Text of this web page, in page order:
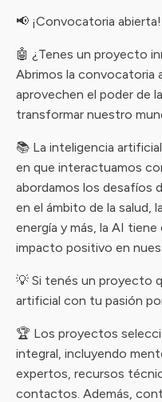
📢 ¡Convocatoria abierta!
🤖 ¿Tenes un proyecto
Abrimos la
aprovechen el poder de
transformar nuestro
📚 La inteligencia
en que interactuamos
abordamos los desafíos
en el ámbito de la salud,
energía y más, la AI
impacto positivo en
💡 Si tenés un proyecto
artificial con tu pasión
🏆 Los proyectos
integral, incluyendo
expertos, recursos
contactos. Además,